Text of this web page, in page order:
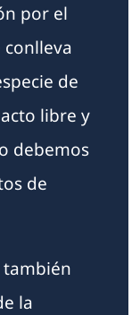
por el
de
libre y
debemos
de
también
la